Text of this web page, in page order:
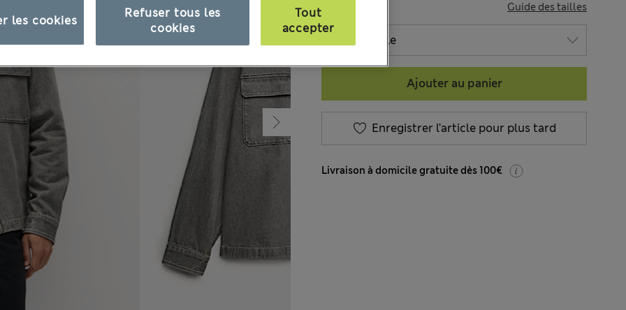
Guide des tailles
Ajouter au panier
Enregistrer l’article pour plus tard
Livraison à domicile gratuite dès 100€
Refuser tous les
cookies
Tout
accepter
les cookies